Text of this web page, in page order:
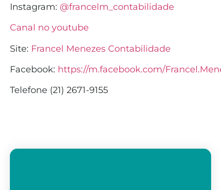
Instagram: @francelm_contabilidade
Canal no youtube
Site: Francel Menezes Contabilidade
Facebook: https://m.facebook.com/
Telefone (21) 2671-9155